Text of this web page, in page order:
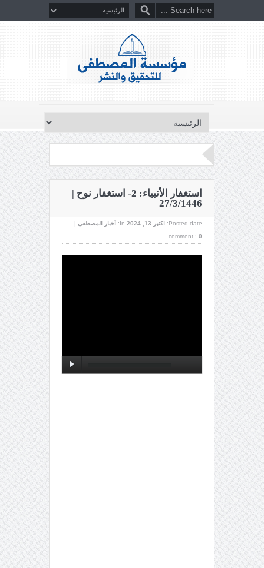
استغفار الأنبياء: 2- استغفار نوح |
27/3/1446
Posted date: اکتبر 13, 2024 In: أخبار المصطفى |
comment : 0